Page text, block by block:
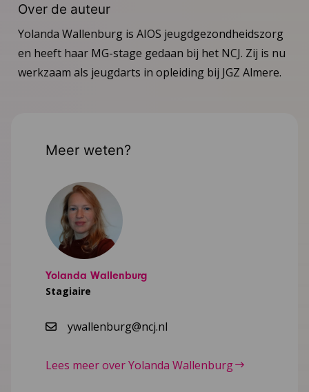
Over de auteur
Yolanda Wallenburg is AIOS jeugdgezondheidszorg
en heeft haar MG-stage gedaan bij het NCJ. Zij is nu
werkzaam als jeugdarts in opleiding bij JGZ Almere.
Meer weten?
Yolanda Wallenburg
Stagiaire
ywallenburg@ncj.nl
Lees meer over Yolanda Wallenburg